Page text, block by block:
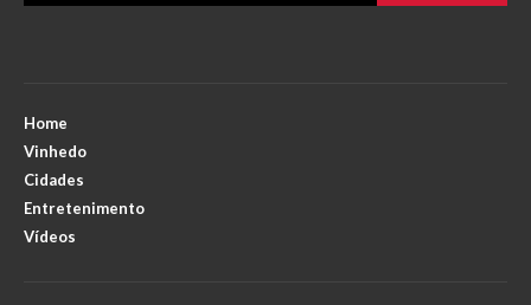
Home
Vinhedo
Cidades
Entretenimento
Vídeos